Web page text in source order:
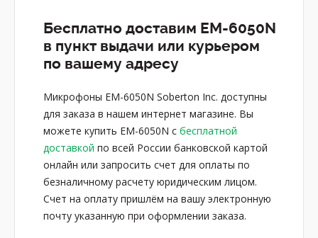
Бесплатно доставим EM-6050N
в пункт выдачи или курьером
по вашему адресу
Микрофоны EM-6050N Soberton Inc. доступны
для заказа в нашем интернет магазине. Вы
можете купить EM-6050N с бесплатной
доставкой по всей России банковской картой
онлайн или запросить счет для оплаты по
безналичному расчету юридическим лицом.
Счет на оплату пришлём на вашу электронную
почту указанную при оформлении заказа.